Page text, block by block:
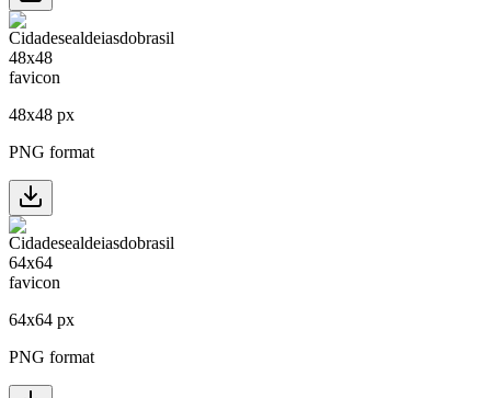
48x48 px
PNG format
64x64 px
PNG format